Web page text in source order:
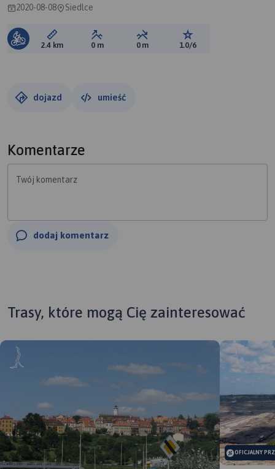
2020-08-08 Siedlce
Długość trasy:
2.4 km Suma przewyższeń:
0 m Suma spadków:
0 m Ocena trasy:
1.0/6
dojazd umieść
Komentarze
Twój komentarz
dodaj komentarz
Trasy, które mogą Cię zainteresować
OFICJALNY